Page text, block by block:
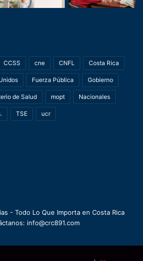
CCSS cne CNFL Costa Rica
Fuerza Pública Gobierno
de Salud mopt Nacionales
TSE ucr
- Todo Lo Que Importa en Costa Rica
info@crc891.com